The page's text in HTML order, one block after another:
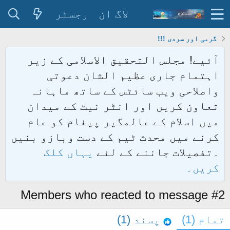
لاگ ان رجسٹر
گرمی اور سردی !!!
آئیے! مجلس التحقیق الاسلامی کے زیر
اہتمام جاری عظیم الشان دعوتی
واصلاحی ویب سائٹس کے ساتھ ماہانہ
تعاون کریں اور انٹر نیٹ کے میدان
میں اسلام کے عالمگیر پیغام کو عام
کرنے میں محدث ٹیم کے دست وبازو بنیں
۔تفصیلات جاننے کے لئے یہاں کلک
کریں۔
Members who reacted to message #2
تمام (1) پسند (1)